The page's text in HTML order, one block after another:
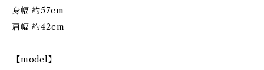
身幅 約57cm
肩幅 約42cm
【model】